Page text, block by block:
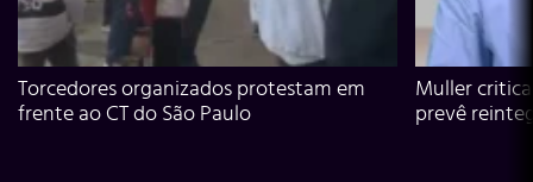
Torcedores organizados protestam em
frente ao CT do São Paulo
Muller
prevê